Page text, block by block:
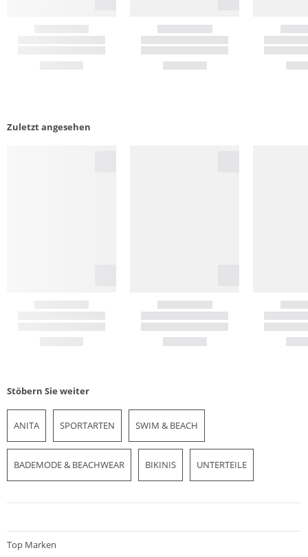
Zuletzt angesehen
Stöbern Sie weiter
ANITA SPORTARTEN SWIM & BEACH
BADEMODE & BEACHWEAR BIKINIS UNTERTEILE
Top Marken